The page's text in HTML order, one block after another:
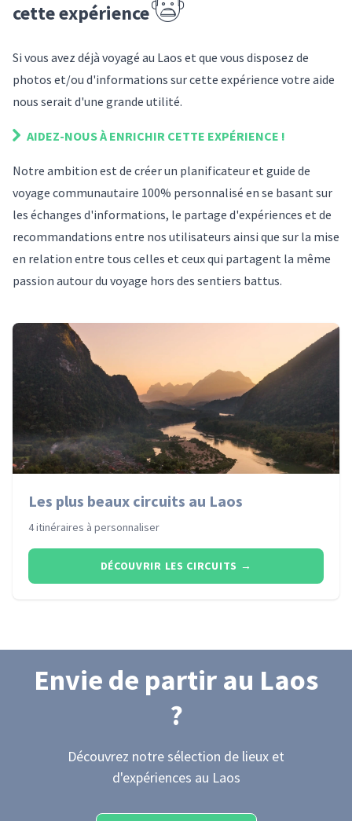
cette expérience
Si vous avez déjà voyagé au Laos et que vous disposez de
photos et/ou d'informations surcette expérience votre aide
nous serait d'une grande utilité.
AIDEZ-NOUS À ENRICHIR CETTE EXPÉRIENCE !
Notre ambition est de créer un planificateur et guide de
voyage communautaire 100% personnalisé en se basant sur
les échanges d'informations, le partage d'expériences et de
recommandations entre nos utilisateurs ainsi que sur la mise
en relation entre tous celles et ceux qui partagent la même
passion autour du voyage hors des sentiers battus.
Les plus beaux circuits au Laos
4 itinéraires à personnaliser
DÉCOUVRIR LES CIRCUITS →
Envie de partir au Laos
?
Découvrez notre sélection de lieux et
d'expériences au Laos